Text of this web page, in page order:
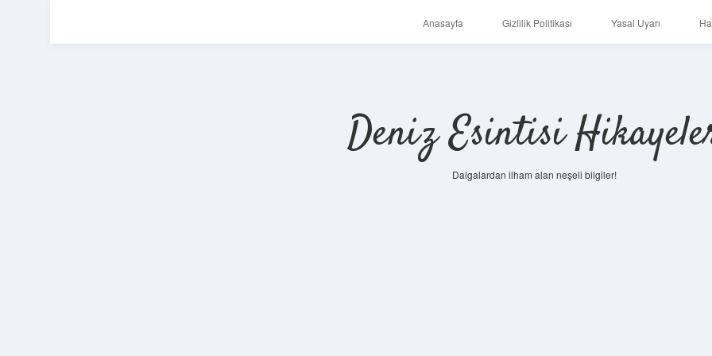
Anasayfa Gizlilik Politikası Yasal Uyarı
Deniz Esintisi
Dalgalardan ilham alan neşeli bilgiler!